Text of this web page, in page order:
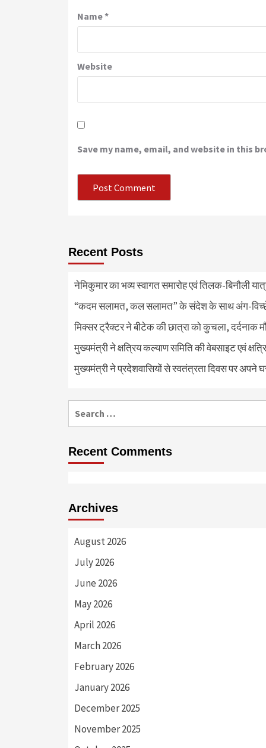
Name*
Website
Save my name, email, and website in this
Recent Posts
नेमिकुमार का भव्य स्वागत समारोह एवं तिलक-बिनौली
“कदम सलामत, कल सलामत” के संदेश के साथ अंग-
मिक्सर ट्रैक्टर ने बीटेक की छात्रा को कुचला, दर्दनाक
मुख्यमंत्री ने क्षत्रिय कल्याण समिति की वेबसाइट एवं
मुख्यमंत्री ने प्रदेशवासियों से स्वतंत्रता दिवस पर अपने
Recent Comments
Archives
August 2026
July 2026
June 2026
May 2026
April 2026
March 2026
February 2026
January 2026
December 2025
November 2025